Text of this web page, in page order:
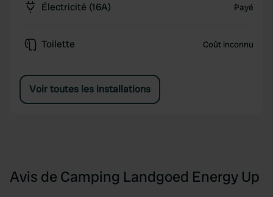
Électricité (16A) Payé
Toilette Coût inconnu
Voir toutes les installations
Avis de Camping Landgoed Energy Up